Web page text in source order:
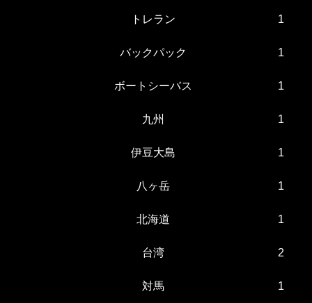
トレラン 1
バックパック 1
ボートシーバス 1
九州 1
伊豆大島 1
八ヶ岳 1
北海道 1
台湾 2
対馬 1